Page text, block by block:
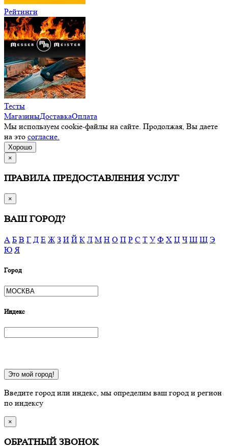
Рейтинги
Тесты
МагазиныДоставкаОплата
Мы используем cookie-файлы на сайте. Продолжая, Вы даете
на это согласие.
Хорошо
×
ПРАВИЛА ПРЕДОСТАВЛЕНИЯ УСЛУГ
×
ВАШ ГОРОД?
А Б В Г Д Е Ж З И Й К Л М Н О П Р С Т У Ф Х Ц Ч Ш Щ Э
Ю Я
Город
Индекс
Это мой город!
Введите город или индекс, мы определим ваш город и регион
по индексу
×
ОБРАТНЫЙ ЗВОНОК